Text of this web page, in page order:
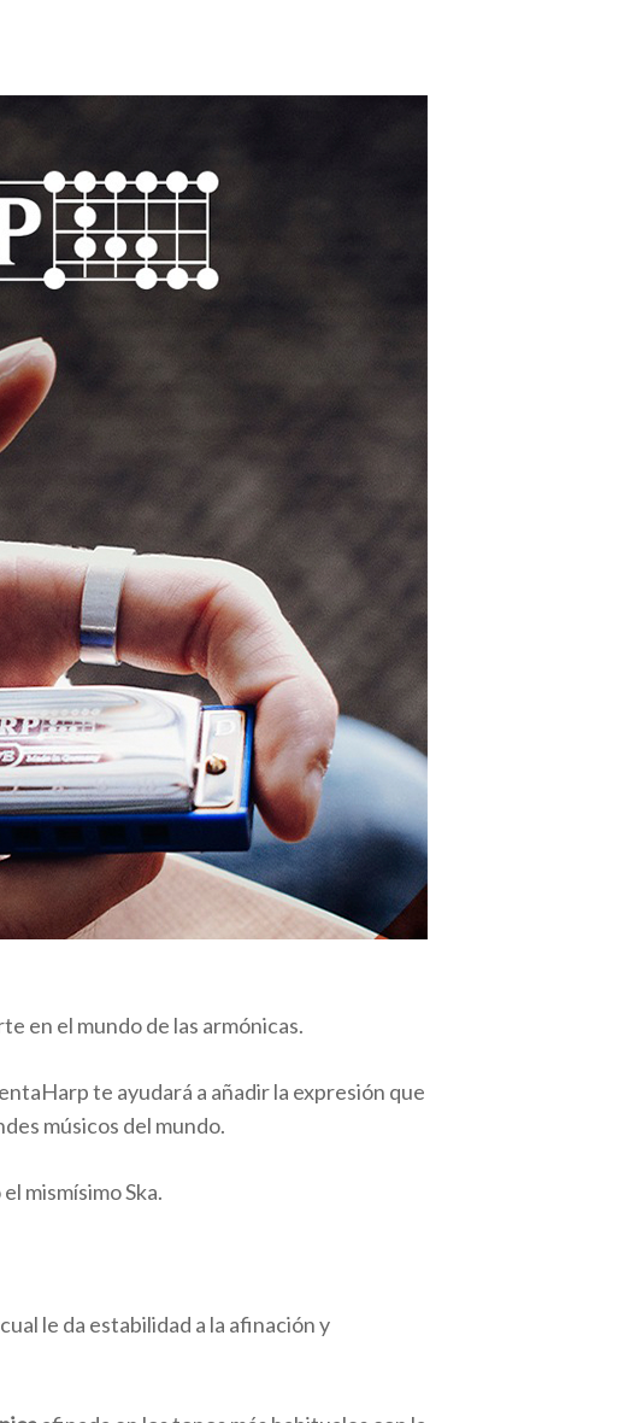
en el mundo de las armónicas.
te ayudará a añadir la expresión que
músicos del mundo.
mismísimo Ska.
le da estabilidad a la afinación y